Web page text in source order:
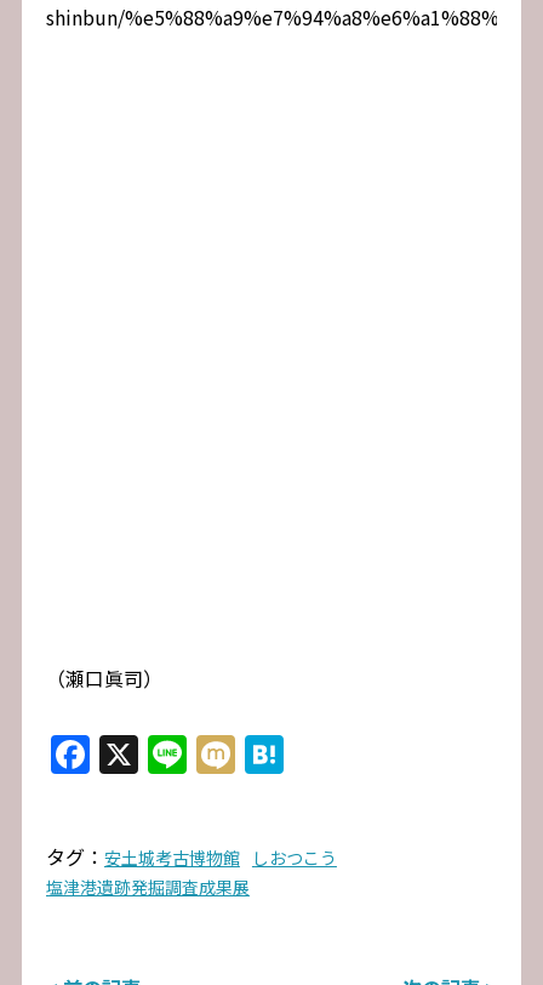
shinbun/
（瀬口眞司）
Facebook
X Line
MixiHatena
タグ： 安土城考古博物館
しおつこう
塩津港遺跡発掘調査成果展